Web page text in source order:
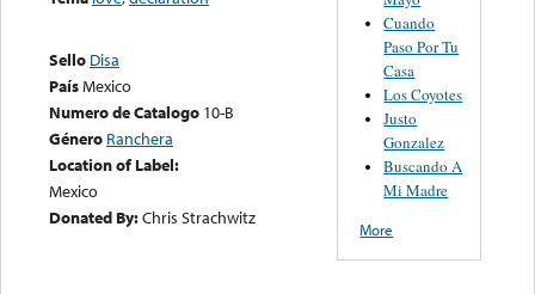
Sello Disa
PaísMexico
Numero de Catalogo 10-B
Género Ranchera
Location of Label:
Mexico
Donated By:Chris Strachwitz
Cuando
Paso Por Tu
Casa
Los Coyotes
Justo
Gonzalez
Buscando A
Mi Madre
More